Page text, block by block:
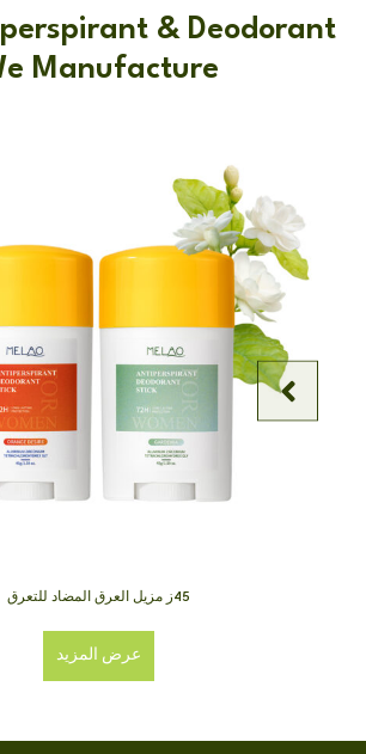
& Deodorant
Manufacture
45ز مزيل العرق المضاد للتعرق
عرض المزيد